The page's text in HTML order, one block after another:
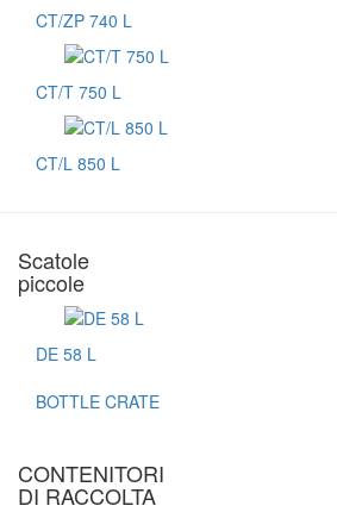
CT/ZP 740 L
CT/T 750 L
CT/L 850 L
Scatole
piccole
DE 58 L
BOTTLE CRATE
CONTENITORI
DI RACCOLTA